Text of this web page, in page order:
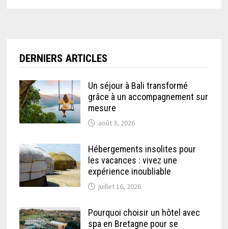
DERNIERS ARTICLES
Un séjour à Bali transformé
grâce à un accompagnement sur
mesure
août 3, 2026
Hébergements insolites pour
les vacances : vivez une
expérience inoubliable
juillet 16, 2026
Pourquoi choisir un hôtel avec
spa en Bretagne pour se